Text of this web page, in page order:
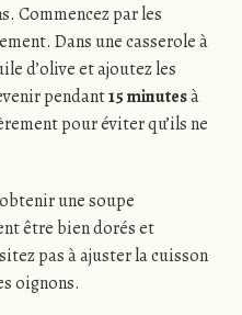
Commencez par les
Dans une casserole à
d’olive et ajoutez les
pendant15 minutesà
pour éviter qu’ils ne
une soupe
être bien dorés et
pas à ajuster la cuisson
oignons.